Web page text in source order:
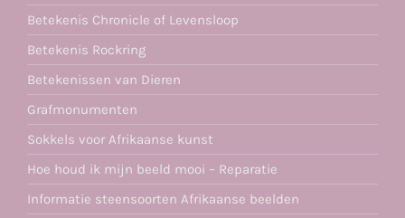
Betekenis Chronicle of Levensloop
Betekenis Rockring
Betekenissen van Dieren
Grafmonumenten
Sokkels voor Afrikaanse kunst
Hoe houd ik mijn beeld mooi – Reparatie
Informatie steensoorten Afrikaanse beelden